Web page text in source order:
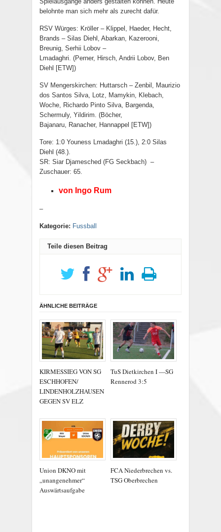
belohnte man sich mehr als zurecht dafür.
RSV Würges: Kröller – Klippel, Haeder, Hecht,
Brands – Silas Diehl, Abarkan, Kazerooni,
Breunig, Serhii Lobov –
Lmadaghri. (Perner, Hirsch, Andrii Lobov, Ben
Diehl [ETW])
SV Mengerskirchen: Huttarsch – Zenbil, Maurizio
dos Santos Silva, Lotz, Mamykin, Klebach,
Woche, Richardo Pinto Silva, Bargenda,
Schermuly, Yildirim. (Böcher,
Bajanaru, Ranacher, Hannappel [ETW])
Tore: 1:0 Youness Lmadaghri (15.), 2:0 Silas
Diehl (48.).
SR: Siar Djamesched (FG Seckbach) –
Zuschauer: 65.
von Ingo Rum
–
Kategorie: Fussball
Teile diesen Beitrag
ÄHNLICHE BEITRÄGE
KIRMESSIEG VON SG
ESCHHOFEN/
LINDENHOLZHAUSEN
GEGEN SV ELZ
TuS Dietkirchen I —SG
Rennerod 3:5
Union DKNO mit
„unangenehmer“
Auswärtsaufgabe
FCA Niederbrechen vs.
TSG Oberbrechen